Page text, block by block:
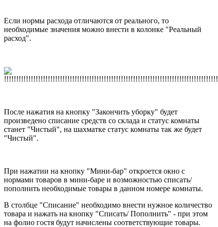
Если нормы расхода отличаются от реального, то
необходимые значения можно внести в колонке "Реальный
расход".
После нажатия на кнопку "Закончить уборку" будет
произведено списание средств со склада и статус комнаты
станет "Чистый", на шахматке статус комнаты так же будет
"Чистый".
При нажатии на кнопку "Мини-бар" откроется окно с
нормами товаров в мини-баре и возможностью списать/
пополнить необходимые товары в данном номере комнаты.
В столбце "Списание" необходимо внести нужное количество
товара и нажать на кнопку "Списать/ Пополнить" - при этом
на фолио гостя будут начислены соответствующие товары.